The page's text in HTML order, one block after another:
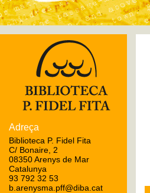
Adreça
Biblioteca P. Fidel Fita
C/ Bonaire, 2
08350 Arenys de Mar
Catalunya
93 792 32 53
b.arenysma.pff@diba.cat